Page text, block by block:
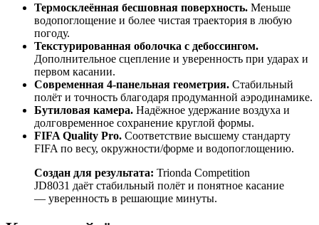
Термосклеённая бесшовная поверхность. Меньше
водопоглощение и более чистая траектория в любую
погоду.
Текстурированная оболочка с дебоссингом.
Дополнительное сцепление и уверенность при ударах и
первом касании.
Современная 4-панельная геометрия. Стабильный
полёт и точность благодаря продуманной аэродинамике.
Бутиловая камера. Надёжное удержание воздуха и
долговременное сохранение круглой формы.
FIFA Quality Pro. Соответствие высшему стандарту
FIFA по весу, окружности/форме и водопоглощению.
Создан для результата: Trionda Competition
JD8031 даёт стабильный полёт и понятное касание
— уверенность в решающие минуты.